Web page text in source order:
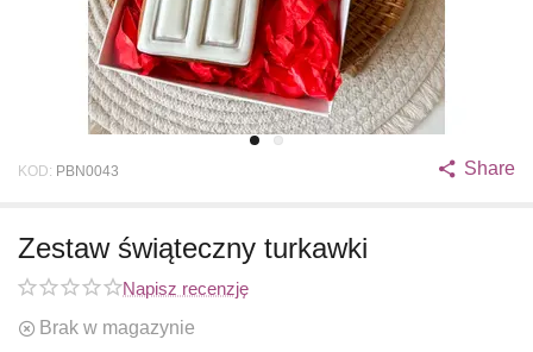
KOD: PBN0043 Share
Zestaw świąteczny turkawki
Napisz recenzję
Brak w magazynie